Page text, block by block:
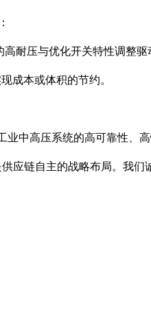
耐压与优化开关特性调整驱
成本或体积的节约。
中高压系统的高可靠性、
链自主的战略布局。我